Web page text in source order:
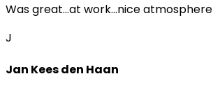
Was great...at work...nice atmosphere
J
Jan Kees den Haan